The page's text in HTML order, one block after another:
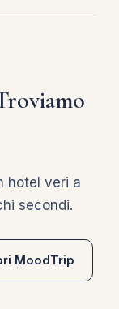
hotel veri a
secondi.
MoodTrip